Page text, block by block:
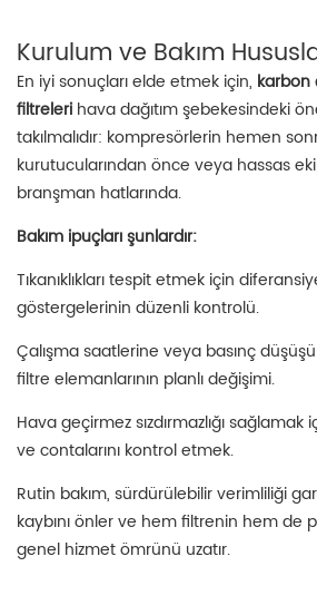
Kurulum ve Bakım
En iyi sonuçları elde etmek için, karbon
filtreleri hava dağıtım şebekesindeki
takılmalıdır: kompresörlerin hemen
kurutucularından önce veya hassas
branşman hatlarında.
Bakım ipuçları şunlardır:
Tıkanıklıkları tespit etmek için
göstergelerinin düzenli kontrolü.
Çalışma saatlerine veya basınç
filtre elemanlarının planlı değişimi.
Hava geçirmez sızdırmazlığı sağlamak
ve contalarını kontrol etmek.
Rutin bakım, sürdürülebilir verimliliği
kaybını önler ve hem filtrenin hem de
genel hizmet ömrünü uzatır.